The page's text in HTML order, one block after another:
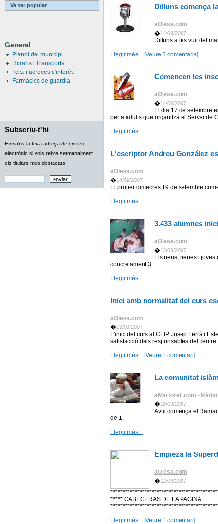
Va ser popular
General
Plànol del municipi
Horaris i Transports
Tels. i adreces d'interès
Farmàcies de guardia
Subscriu-t'hi
Envia'ns la teva adreça de correu
electrònic si vols rebre setmanalment
els titulars més destacats!
Dilluns comença
aOlesa.com
�14/09/2007
Dilluns a les vuit del
Llegir més... [Veure 3 comentaris]
Comencen les
aOlesa.com
�14/09/2007
El dia 17 de setembre
per a adults que organitza el Servei de
Llegir més...
L'escriptor Andreu González
aOlesa.com
�14/09/2007
El proper dimecres 19 de setembre
Llegir més...
3.433 alumnes
aOlesa.com
�13/09/2007
Els nens, nenes i joves
concretament 3.
Llegir més...
Inici amb normalitat del curs
aOlesa.com
�13/09/2007
L'inici del curs al CEIP Josep Ferrà i
satisfacció dels responsables del
Llegir més... [Veure 1 comentari]
La comunitat
aMartorell.com -
�13/09/2007
Avui comença el
de 1.
Llegir més...
Empieza la
aOlesa.com
�12/09/2007
***** CABECERAS DE LA PAGINA
Llegir més... [Veure 1 comentari]